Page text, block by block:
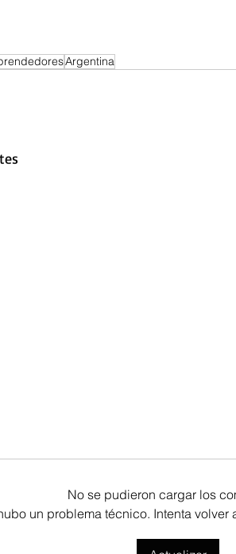
Argentina
No se pudieron cargar los
un problema técnico. Intenta